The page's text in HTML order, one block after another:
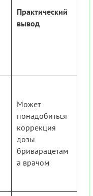
Практический
вывод
Может
понадобиться
коррекция
дозы
бриварацетам
а врачом